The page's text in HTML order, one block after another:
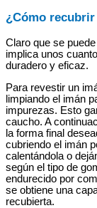
¿Cómo
Claro que se
implica unos
duradero y eficaz.
Para revestir un
limpiando el imán
impurezas. Esto
caucho. A
la forma final
cubriendo el imán
calentándola o
según el tipo de
endurecido por
se obtiene una
recubierta.